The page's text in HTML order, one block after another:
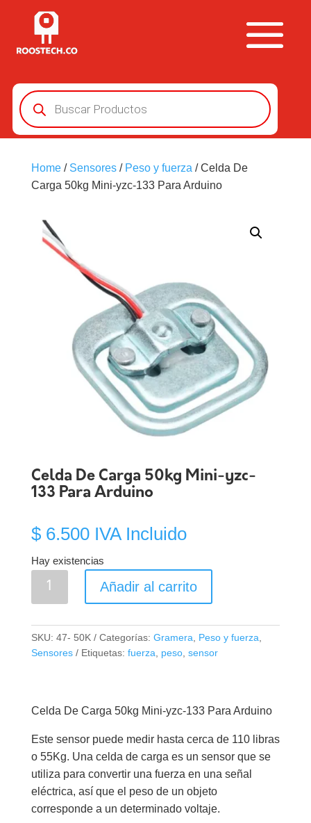
Búsqueda
de
productos
Home/ Sensores/ Peso y fuerza / Celda De
Carga 50kg Mini-yzc-133 Para Arduino
Celda De Carga 50kg Mini-yzc-
133 Para Arduino
$6.500 IVA Incluido
Hay existencias
Celda
Mini-
Arduino
cantidad
Añadir al carrito
SKU: 47- 50K Categorías: Gramera, Peso y fuerza,
Sensores
Etiquetas: fuerza, peso, sensor
Celda De Carga 50kg Mini-yzc-133 Para Arduino
Este sensor puede medir hasta cerca de 110 libras
o 55Kg. Una celda de carga es un sensor que se
utiliza para convertir una fuerza en una señal
eléctrica, así que el peso de un objeto
corresponde a un determinado voltaje.